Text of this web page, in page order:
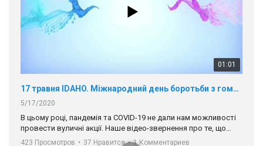
01:01
17 травня IDAHO. Міжнародний день боротьби з гомофобією трансфобією і біфобія.
5/17/2020
В цьому році, пандемія та COVІD-19 не дали нам можливості
провести вуличні акції. Наше відео-звернення про те, що
навіть коли ми у різних містах та не можемо зустрінеться, ми
423 Просмотров • 37 Нравится • 1 Комментариев